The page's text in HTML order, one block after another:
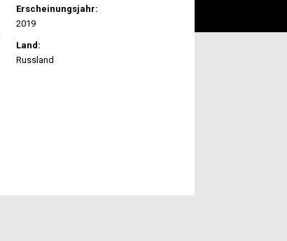
Erscheinungsjahr:
2019
Land:
Russland